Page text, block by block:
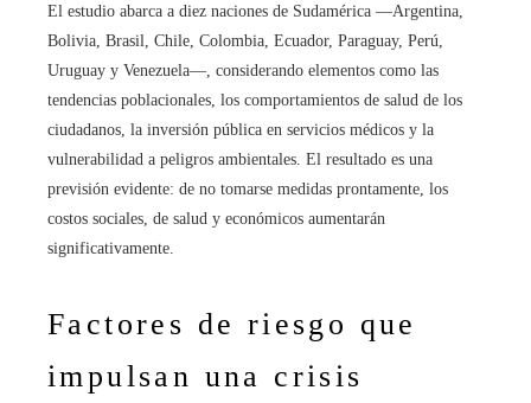
El estudio abarca a diez naciones de Sudamérica —Argentina,
Bolivia, Brasil, Chile, Colombia, Ecuador, Paraguay, Perú,
Uruguay y Venezuela—, considerando elementos como las
tendencias poblacionales, los comportamientos de salud de los
ciudadanos, la inversión pública en servicios médicos y la
vulnerabilidad a peligros ambientales. El resultado es una
previsión evidente: de no tomarse medidas prontamente, los
costos sociales, de salud y económicos aumentarán
significativamente.
Factores de riesgo que
impulsan una crisis